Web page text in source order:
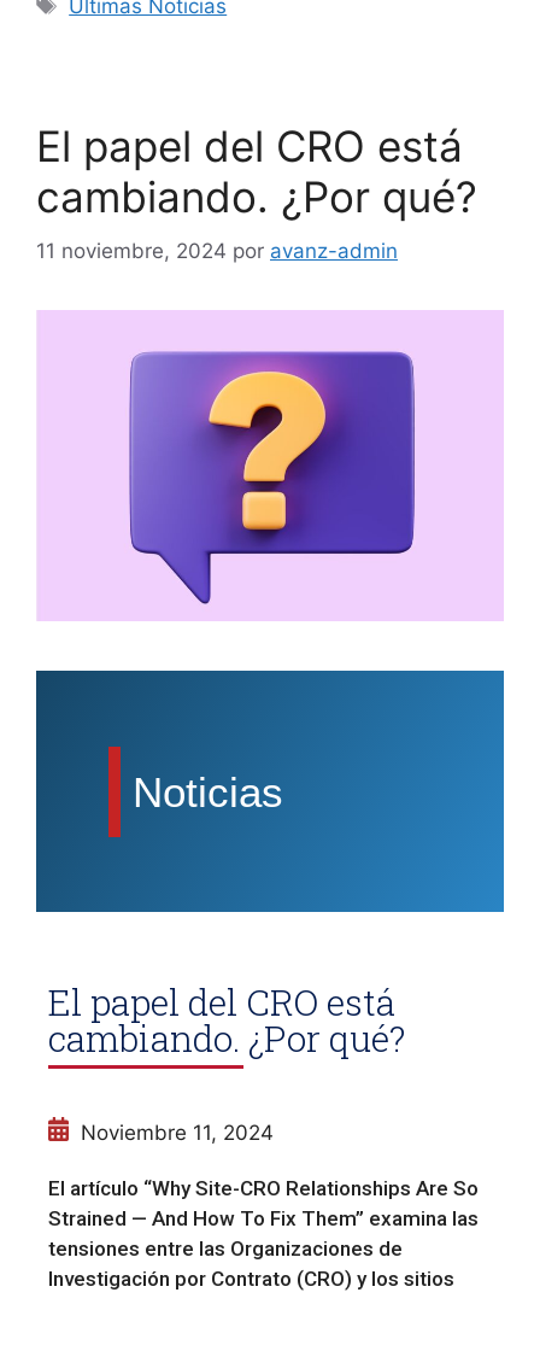
Ultimas Noticias
El papel del CRO está
cambiando. ¿Por qué?
11 noviembre, 2024 por avanz-admin
Noticias
El papel del CRO está
cambiando. ¿Por qué?
Noviembre 11, 2024
El artículo “Why Site-CRO Relationships Are So
Strained — And How To Fix Them” examina las
tensiones entre las Organizaciones de
Investigación por Contrato (CRO) y los sitios